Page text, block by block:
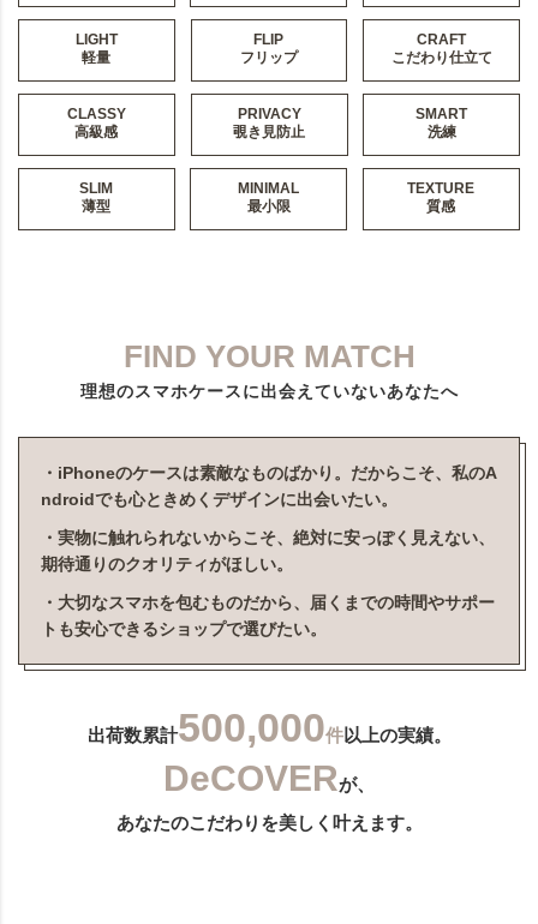
LIGHT
軽量
FLIP
フリップ
CRAFT
こだわり仕立て
CLASSY
高級感
PRIVACY
覗き見防止
SMART
洗練
SLIM
薄型
MINIMAL
最小限
TEXTURE
質感
FIND YOUR MATCH
理想のスマホケースに出会えていないあなたへ
・iPhoneのケースは素敵なものばかり。だからこそ、私のA
ndroidでも心ときめくデザインに出会いたい。
・実物に触れられないからこそ、絶対に安っぽく見えない、
期待通りのクオリティがほしい。
・大切なスマホを包むものだから、届くまでの時間やサポー
トも安心できるショップで選びたい。
出荷数累計500,000件以上の実績。
DeCOVERが、
あなたのこだわりを美しく叶えます。